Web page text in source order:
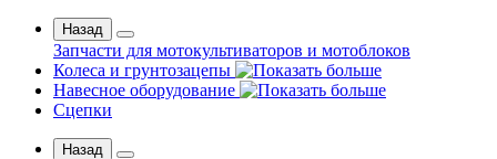
Назад
Запчасти для мотокультиваторов и мотоблоков
Колеса и грунтозацепы
Навесное оборудование
Сцепки
Назад